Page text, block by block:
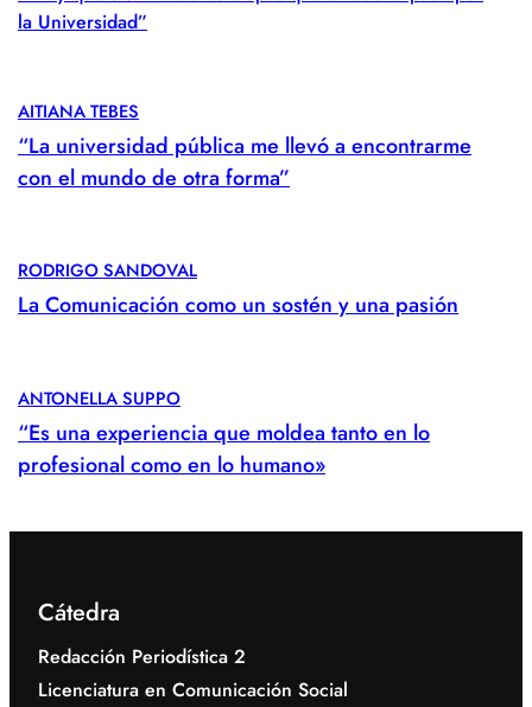
la Universidad”
AITIANA TEBES
“La universidad pública me llevó a encontrarme
con el mundo de otra forma”
RODRIGO SANDOVAL
La Comunicación como un sostén y una pasión
ANTONELLA SUPPO
“Es una experiencia que moldea tanto en lo
profesional como en lo humano»
Cátedra
Redacción Periodística 2
Licenciatura en Comunicación Social